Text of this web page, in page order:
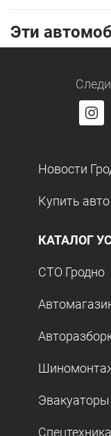
Эти
Новости
Купить авто
КАТАЛОГ
СТО Гродно
Эвакуаторы
Спецтехника